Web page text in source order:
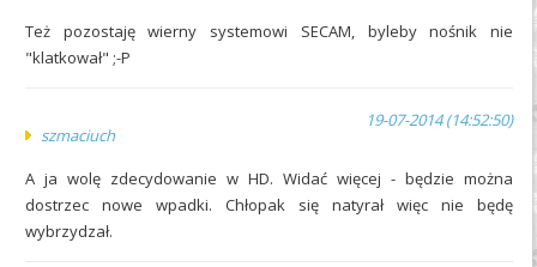
Też pozostaję wierny systemowi SECAM, byleby nośnik nie
"klatkował" ;-P
szmaciuch
19-07-2014 (14:52:50)
A ja wolę zdecydowanie w HD. Widać więcej - będzie można
dostrzec nowe wpadki. Chłopak się natyrał więc nie będę
wybrzydzał.